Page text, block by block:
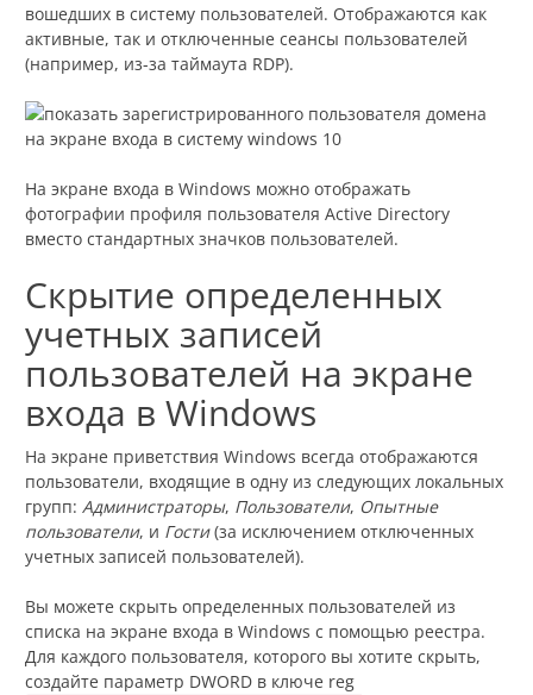
вошедших в систему пользователей. Отображаются как
активные, так и отключенные сеансы пользователей
(например, из-за таймаута RDP).
На экране входа в Windows можно отображать
фотографии профиля пользователя Active Directory
вместо стандартных значков пользователей.
Скрытие определенных
учетных записей
пользователей на экране
входа в Windows
На экране приветствия Windows всегда отображаются
пользователи, входящие в одну из следующих локальных
групп: Администраторы, Пользователи, Опытные
пользователи, и Гости(за исключением отключенных
учетных записей пользователей).
Вы можете скрыть определенных пользователей из
списка на экране входа в Windows с помощью реестра.
Для каждого пользователя, которого вы хотите скрыть,
создайте параметр DWORD в ключе reg